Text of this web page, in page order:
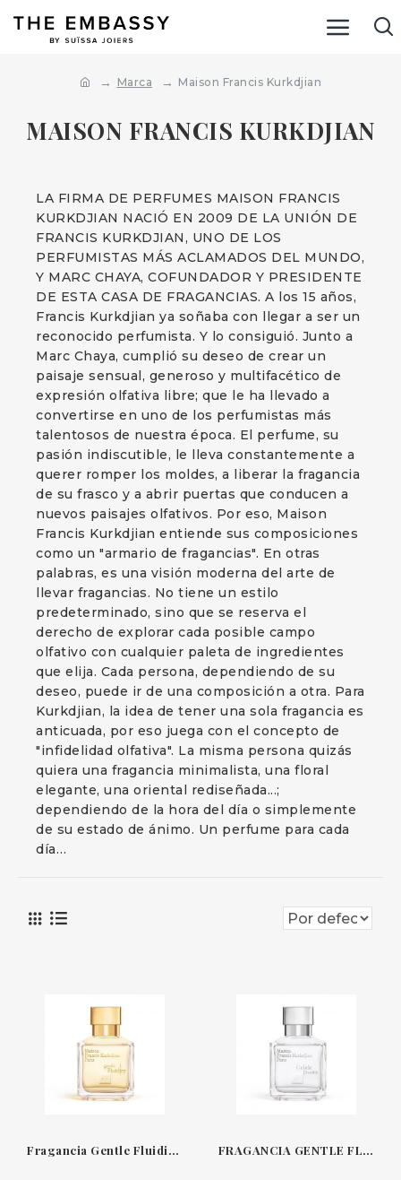
Marca Maison Francis Kurkdjian
MAISON FRANCIS KURKDJIAN
LA FIRMA DE PERFUMES MAISON FRANCIS
KURKDJIAN NACIÓ EN 2009 DE LA UNIÓN DE
FRANCIS KURKDJIAN, UNO DE LOS
PERFUMISTAS MÁS ACLAMADOS DEL MUNDO,
Y MARC CHAYA, COFUNDADOR Y PRESIDENTE
DE ESTA CASA DE FRAGANCIAS. A los 15 años,
Francis Kurkdjian ya soñaba con llegar a ser un
reconocido perfumista. Y lo consiguió. Junto a
Marc Chaya, cumplió su deseo de crear un
paisaje sensual, generoso y multifacético de
expresión olfativa libre; que le ha llevado a
convertirse en uno de los perfumistas más
talentosos de nuestra época. El perfume, su
pasión indiscutible, le lleva constantemente a
querer romper los moldes, a liberar la fragancia
de su frasco y a abrir puertas que conducen a
nuevos paisajes olfativos. Por eso, Maison
Francis Kurkdjian entiende sus composiciones
como un "armario de fragancias". En otras
palabras, es una visión moderna del arte de
llevar fragancias. No tiene un estilo
predeterminado, sino que se reserva el
derecho de explorar cada posible campo
olfativo con cualquier paleta de ingredientes
que elija. Cada persona, dependiendo de su
deseo, puede ir de una composición a otra. Para
Kurkdjian, la idea de tener una sola fragancia es
anticuada, por eso juega con el concepto de
"infidelidad olfativa". La misma persona quizás
quiera una fragancia minimalista, una floral
elegante, una oriental rediseñada...;
dependiendo de la hora del día o simplemente
de su estado de ánimo. Un perfume para cada
día…
Fragancia Gentle Fluidity (Gold Edition) un perfume de Maison Francis Kurkdjian FRAGANCIA GENTLE FLUIDITY (SILVER EDITION) UN PERFUME DE MAISON FRANCIS KURKDJIAN